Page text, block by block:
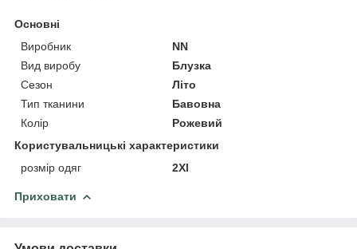
Основні
Виробник
NN
Вид виробу
Блузка
Сезон
Літо
Тип тканини
Бавовна
Колір
Рожевий
Користувальницькі характеристики
розмір одяг
2Xl
Приховати